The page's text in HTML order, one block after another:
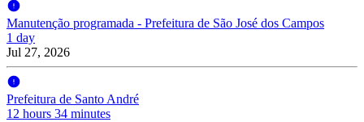
Manutenção programada - Prefeitura de São José dos Campos
1 day
Jul 27, 2026
Prefeitura de Santo André
12 hours 34 minutes